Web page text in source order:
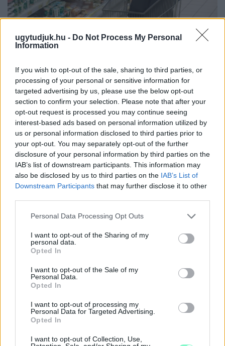
ugytudjuk.hu - Do Not Process My Personal
Information
If you wish to opt-out of the sale, sharing to third parties, or
processing of your personal or sensitive information for
targeted advertising by us, please use the below opt-out
section to confirm your selection. Please note that after your
opt-out request is processed you may continue seeing
interest-based ads based on personal information utilized by
us or personal information disclosed to third parties prior to
your opt-out. You may separately opt-out of the further
disclosure of your personal information by third parties on the
IAB’s list of downstream participants. This information may
also be disclosed by us to third parties on the IAB’s List of
Downstream Participants that may further disclose it to other
Please note that this website/app uses one or more Google
not limited to your visit or usage behaviour. You may click to
grant or deny consent to Google and its third-party tags to
use your data for below specified purposes in below Google
consent section.
Personal Data Processing Opt Outs
I want to opt-out of the Sharing of my
personal data.
Opted In
I want to opt-out of the Sale of my
Personal Data.
Opted In
I want to opt-out of processing my
Personal Data for Targeted Advertising.
Opted In
I want to opt-out of Collection, Use,
ÖRÖMHÍR: TÍZ ÉVE NEM VOLT ILYEN ALACSONY AZ
INFLÁCIÓ MAGYARORSZÁGON
összevetésben a fogyasztói árak, miközben az élelmiszerek ára
már csökkent.
Szólj hozzá!
A BAROKK ÖSSZES ÁRNYALATA ÉS MÉG EGY SOR
GYŐRBEN
Középpontban a hagyományőrzés, de lesz Pogány Induló és